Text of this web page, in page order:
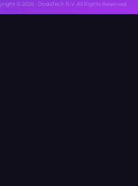
© 2026 · DodoTech B.V. All Rights Reserved.